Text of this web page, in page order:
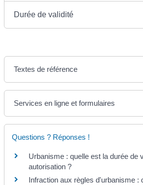
Durée de validité
Textes de référence
Services en ligne et formulaires
Questions ? Réponses !
Urbanisme : quelle est la durée de
autorisation ?
Infraction aux règles d'urbanisme :